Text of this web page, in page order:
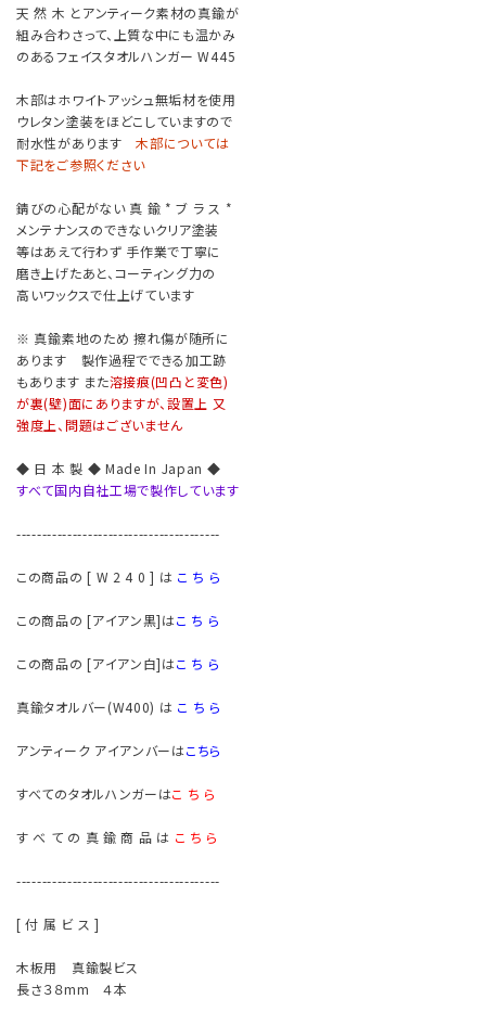
天 然 木 とアンティーク素材の真鍮が
組み合わさって、上質な中にも温かみ
のあるフェイスタオルハンガー W445
木部はホワイトアッシュ無垢材を使用
ウレタン塗装をほどこしていますので
耐水性があります 木部については
下記をご参照ください
錆びの心配がない 真 鍮 * ブ ラ ス *
メンテナンスのできないクリア塗装
等はあえて行わず 手作業で丁寧に
磨き上げたあと、コーティング力の
高いワックスで仕上げています
※ 真鍮素地のため 擦れ傷が随所に
あります 製作過程でできる加工跡
もあります また溶接痕(凹凸と変色)
が裏(壁)面にありますが、設置上 又
強度上、問題はございません
◆ 日 本 製 ◆ Made In Japan ◆
すべて国内自社工場で製作しています
----------------------------------------
この商品の [ W 2 4 0 ] は こ ち ら
この商品の [アイアン黒]はこ ち ら
この商品の [アイアン白]はこ ち ら
真鍮タオルバー(W400) は こ ち ら
アンティーク アイアンバーはこちら
すべてのタオルハンガーはこ ち ら
す べ て の 真 鍮 商 品 は こ ち ら
----------------------------------------
[ 付 属 ビ ス ]
木板用 真鍮製ビス
長さ３８mm ４本